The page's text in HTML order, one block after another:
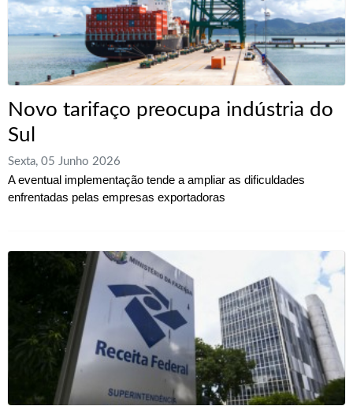
Novo tarifaço preocupa indústria do
Sul
Sexta, 05 Junho 2026
A eventual implementação tende a ampliar as dificuldades
enfrentadas pelas empresas exportadoras